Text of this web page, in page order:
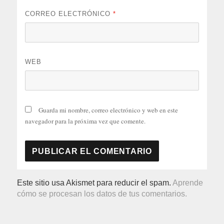
CORREO ELECTRÓNICO*
WEB
Guarda mi nombre, correo electrónico y web en este
navegador para la próxima vez que comente.
Este sitio usa Akismet para reducir el spam.Aprende
cómo se procesan los datos de tus comentarios.